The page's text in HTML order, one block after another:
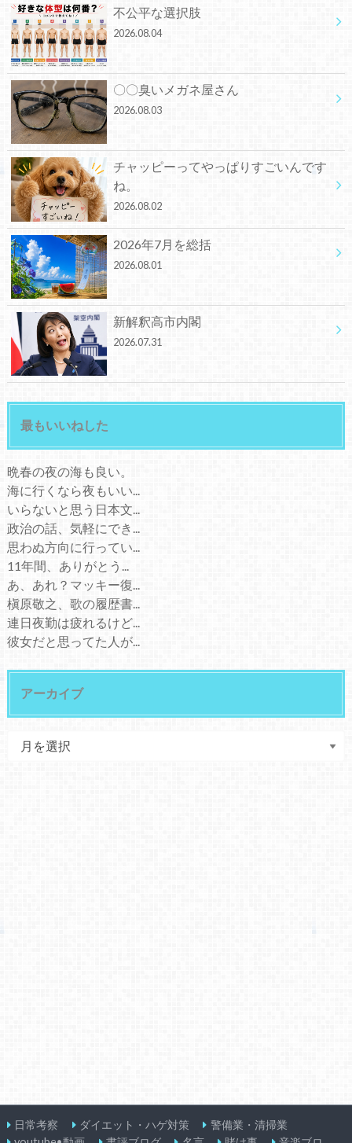
不公平な選択肢
2026.08.04
〇〇臭いメガネ屋さん
2026.08.03
チャッピーってやっぱりすごいんです
ね。
2026.08.02
2026年7月を総括
2026.08.01
新解釈高市内閣
2026.07.31
最もいいねした
晩春の夜の海も良い。
海に行くなら夜もいい...
いらないと思う日本文...
政治の話、気軽にでき...
思わぬ方向に行ってい...
11年間、ありがとう...
あ、あれ？マッキー復...
槇原敬之、歌の履歴書...
連日夜勤は疲れるけど...
彼女だと思ってた人が...
アーカイブ
日常考察 ダイエット・ハゲ対策
警備業・清掃業